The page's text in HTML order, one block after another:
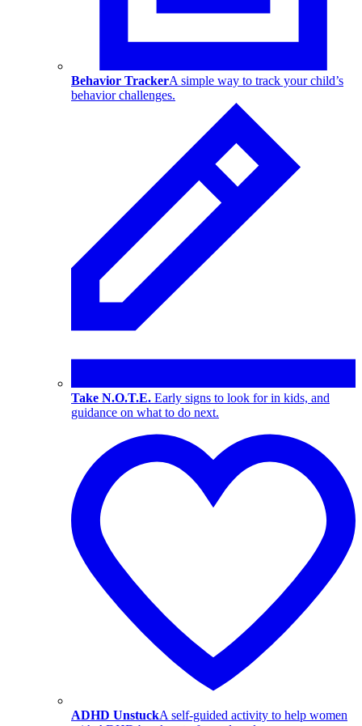
Behavior TrackerA simple way to track your child’s
behavior challenges.
Take N.O.T.E. Early signs to look for in kids, and
guidance on what to do next.
ADHD UnstuckA self-guided activity to help women